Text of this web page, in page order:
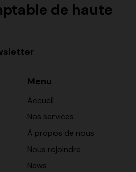
de haute
Menu
Accueil
Nos services
À propos de nous
Nous rejoindre
News